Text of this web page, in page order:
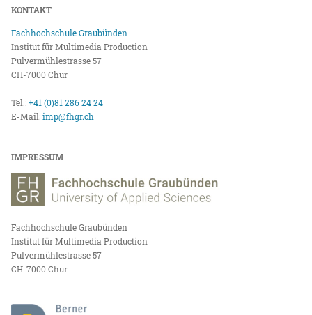
KONTAKT
Fachhochschule Graubünden
Institut für Multimedia Production
Pulvermühlestrasse 57
CH-7000 Chur
Tel.:+41 (0)81 286 24 24
E-Mail:imp@fhgr.ch
IMPRESSUM
Fachhochschule Graubünden
Institut für Multimedia Production
Pulvermühlestrasse 57
CH-7000 Chur